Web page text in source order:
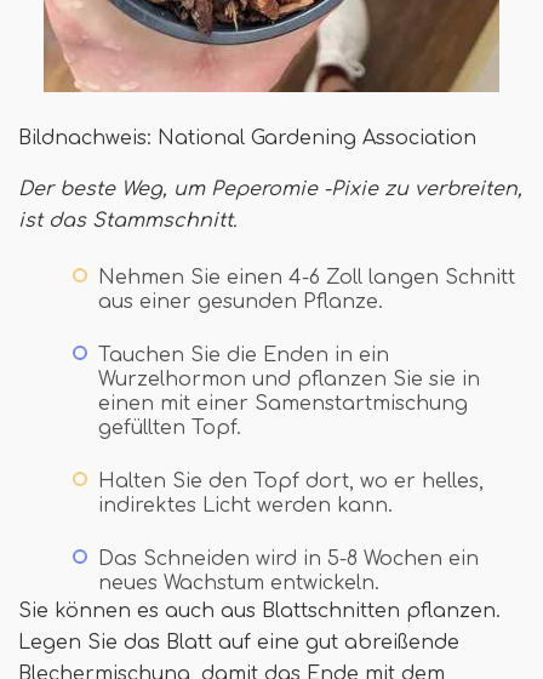
Bildnachweis: National Gardening Association
Der beste Weg, um Peperomie -Pixie zu verbreiten,
ist das Stammschnitt.
Nehmen Sie einen 4-6 Zoll langen Schnitt
aus einer gesunden Pflanze.
Tauchen Sie die Enden in ein
Wurzelhormon und pflanzen Sie sie in
einen mit einer Samenstartmischung
gefüllten Topf.
Halten Sie den Topf dort, wo er helles,
indirektes Licht werden kann.
Das Schneiden wird in 5-8 Wochen ein
neues Wachstum entwickeln.
Sie können es auch aus Blattschnitten pflanzen.
Legen Sie das Blatt auf eine gut abreißende
Blechermischung, damit das Ende mit dem